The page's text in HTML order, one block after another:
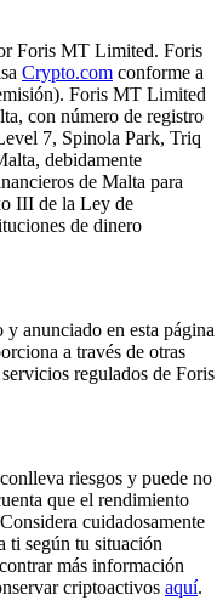
Foris MT Limited. Foris
Crypto.com conforme a
Foris MT Limited
con número de registro
7, Spinola Park, Triq
debidamente
de Malta para
III de la Ley de
de dinero
anunciado en esta página
a través de otras
regulados de Foris
riesgos y puede no
que el rendimiento
cuidadosamente
ti según tu situación
más información
criptoactivos aquí.